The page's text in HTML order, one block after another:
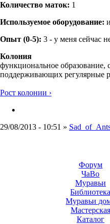
Количество маток: 1
Используемое оборудование:
Опыт (0-5): 3 - у меня сейчас
Колония
функциональное образование,
поддерживающих регулярные
Рост колонии ›
29/08/2013 - 10:51 »
Форум
ЧаВо
Муравьи
Муравьи
Мастерская
Каталог